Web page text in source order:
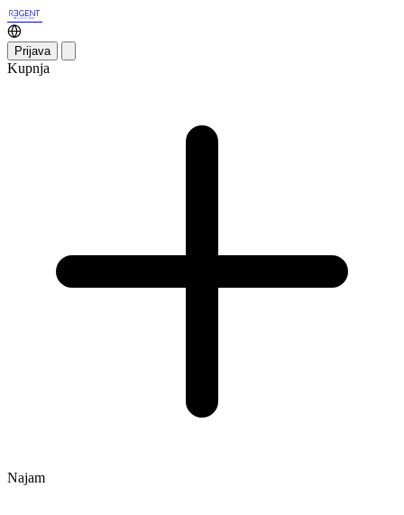
Prijava
Kupnja
Najam